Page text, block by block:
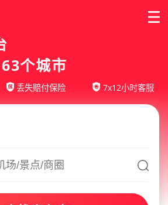
个城市
丢失赔付保险 7x12小时客服